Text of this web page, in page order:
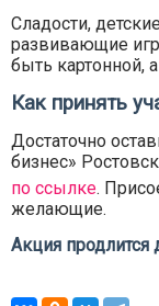
Сладости,
развивающие
быть картонной,
Как принять
Достаточно
бизнес»
по ссылке.
желающие.
Акция продлится